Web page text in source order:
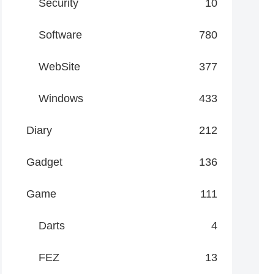
Security 10
Software 780
WebSite 377
Windows 433
Diary 212
Gadget 136
Game 111
Darts 4
FEZ 13